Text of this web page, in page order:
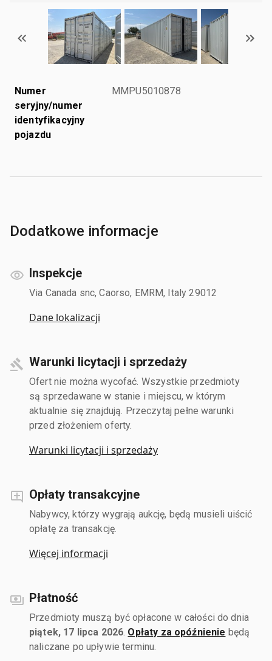
Numer
seryjny/numer
identyfikacyjny
pojazdu
MMPU5010878
Dodatkowe informacje
Inspekcje
Via Canada snc, Caorso, EMRM, Italy 29012
Dane lokalizacji
Warunki licytacji i sprzedaży
Ofert nie można wycofać. Wszystkie przedmioty
są sprzedawane w stanie i miejscu, w którym
aktualnie się znajdują. Przeczytaj pełne warunki
przed złożeniem oferty.
Warunki licytacji i sprzedaży
Opłaty transakcyjne
Nabywcy, którzy wygrają aukcję, będą musieli uiścić
opłatę za transakcję.
Więcej informacji
Płatność
Przedmioty muszą być opłacone w całości do dnia
piątek, 17 lipca 2026 Opłaty za opóźnienie będą
naliczane po upływie terminu.